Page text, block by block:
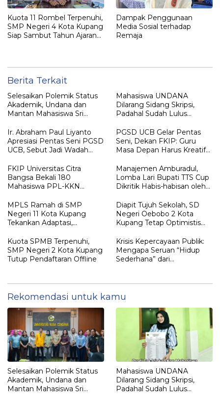
Kuota 11 Rombel Terpenuhi,
SMP Negeri 4 Kota Kupang
Siap Sambut Tahun Ajaran
Dampak Penggunaan
Media Sosial terhadap
Remaja
Berita Terkait
Selesaikan Polemik Status
Akademik, Undana dan
Mantan Mahasiswa Sri
Kesepakatan Lewat Dialog
Terbuka
Mahasiswa UNDANA
Dilarang Sidang Skripsi,
Padahal Sudah Lulus
Semester 13
Ir. Abraham Paul Liyanto
Apresiasi Pentas Seni PGSD
UCB, Sebut Jadi Wadah
Calon Guru
PGSD UCB Gelar Pentas
Seni, Dekan FKIP: Guru
Masa Depan Harus Kreatif
FKIP Universitas Citra
Bangsa Bekali 180
Mahasiswa PPL-KKN
Guru Profesional dan
Adaptif
Manajemen Amburadul,
Lomba Lari Bupati TTS Cup
Dikritik Habis-habisan oleh
MPLS Ramah di SMP
Negeri 11 Kota Kupang
Tekankan Adaptasi,
Tanpa Perpeloncoan
Diapit Tujuh Sekolah, SD
Negeri Oebobo 2 Kota
Kupang Tetap Optimistis
Terpenuhi
Kuota SPMB Terpenuhi,
SMP Negeri 2 Kota Kupang
Tutup Pendaftaran Offline
Krisis Kepercayaan Publik:
Mengapa Seruan “Hidup
Sederhana” dari
Rekomendasi untuk kamu
Selesaikan Polemik Status
Akademik, Undana dan
Mantan Mahasiswa Sri
Mahasiswa UNDANA
Dilarang Sidang Skripsi,
Padahal Sudah Lulus